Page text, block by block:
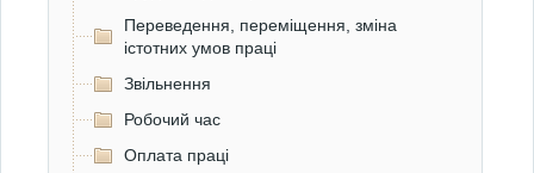
Переведення, переміщення, зміна
істотних умов праці
Звільнення
Робочий час
Оплата праці